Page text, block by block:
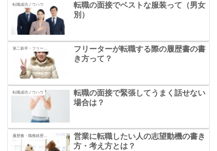
転職成功ノウハウ
転職の面接でベストな服装って（男女
別）
フリーターが転職する際の履歴書の書
き方って？
転職成功ノウハウ
転職の面接で緊張してうまく話せない
場合は？
履歴書・職務経歴書の書き方
営業に転職したい人の志望動機の書き
方・考え方とは？